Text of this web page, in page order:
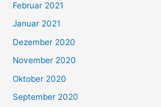
Februar 2021
Januar 2021
Dezember 2020
November 2020
Oktober 2020
September 2020